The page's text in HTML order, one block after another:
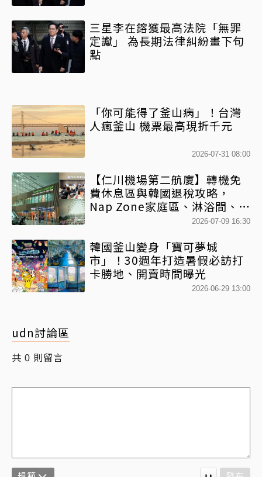
三星李在鎔獲最高法院「無罪
定讞」 為長期法律糾紛畫下句
點
「你可能得了釜山病」！台灣
人瘋釜山 機票最高現折千元
2026-07-31 08:00
【仁川機場第二航廈】轉機免
費休息區與韓國退稅攻略，
Nap Zone家庭區、淋浴間、美
2026-07-09 16:30
韓國釜山變身「寶可夢城
市」！30週年打造暑假必訪打
卡勝地、開賣時間曝光
2026-06-29 13:00
udn討論區
共 0 則留言